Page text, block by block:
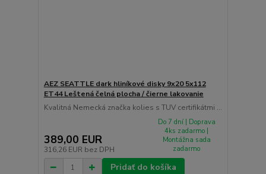
AEZ SEATTLE dark hliníkové disky 9x20 5x112
ET44 Leštená čelná plocha / čierne lakovanie
Kvalitná Nemecká značka kolies s TUV certifikátmi ...
389,00 EUR
316,26 EUR bez DPH
Do 7 dní | Doprava
4ks zadarmo |
Montážna sada
zadarmo
Pridať do košíka